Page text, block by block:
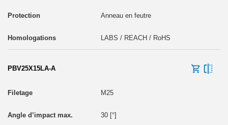
Anneau en feutre
LABS / REACH / RoHS
PBV25X15LA-A
M25
30 [°]